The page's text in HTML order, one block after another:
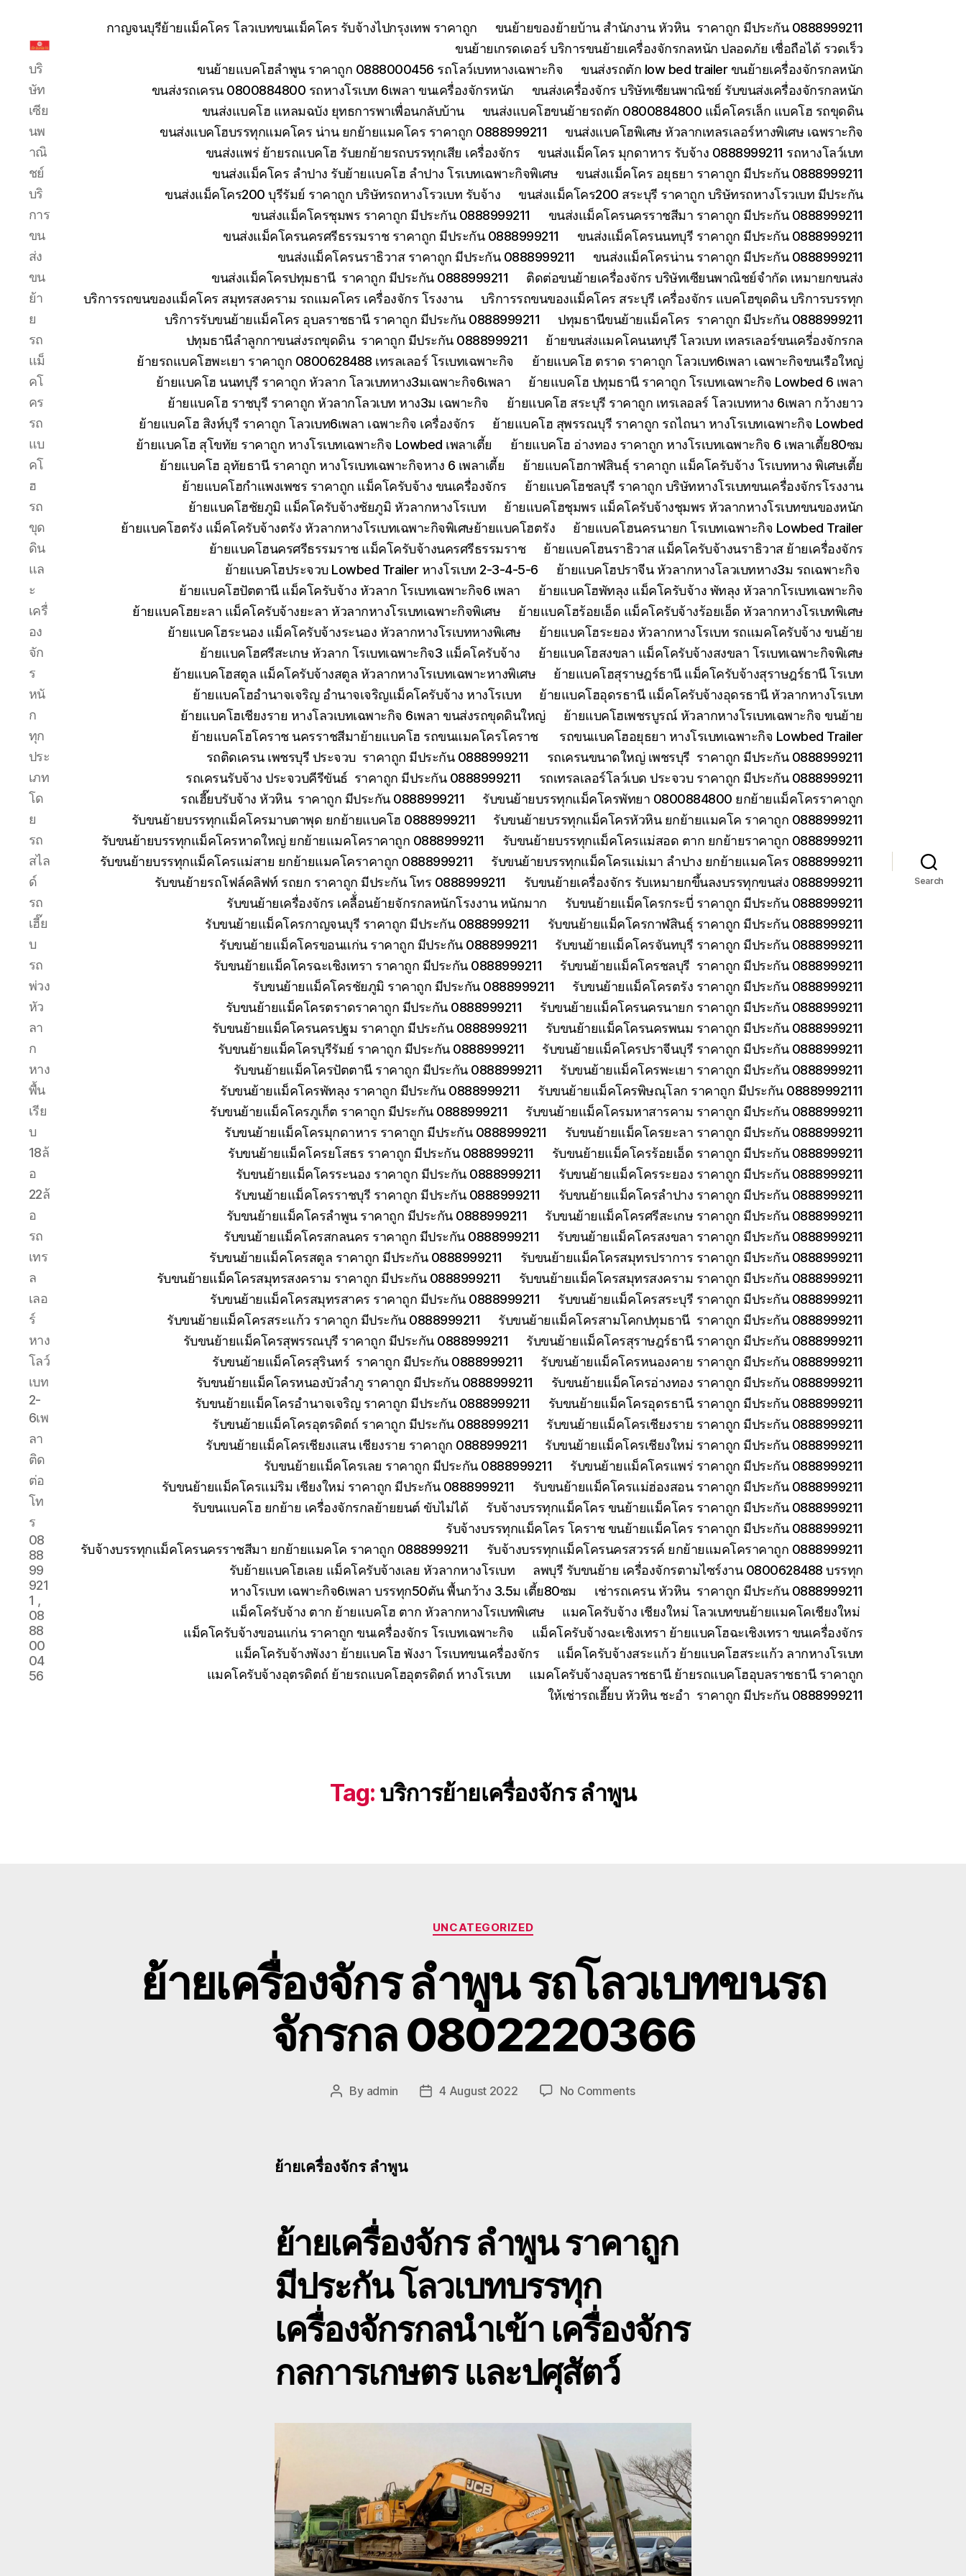
ขน
ย้าย
รถ
โฮ
ทั่ว
ประเทศ.com
บริ
ษัท
เซีย
นพ
าณิ
ชย์
บริ
การ
ขน
ส่ง
ขน
ย้า
ย
รถ
แม็
คโ
คร
รถ
แบ
คโ
ฮ
รถ
ขุด
ดิน
แล
ะ
เครื่
อง
จัก
ร
หนั
ก
ทุก
ประ
เภท
โด
ย
รถ
สไล
ด์
รถ
เฮี๊ย
บ
รถ
พ่วง
หัว
ลา
ก
หาง
พื้น
เรีย
บ
18ล้
อ
22ล้
อ
รถ
เทร
ล
เลอ
ร์
หาง
โลว์
เบท
2-
6เพ
ลา
ติด
ต่อ
โท
ร
08
88
99
921
1 ,
08
88
00
04
56
กาญจนบุรีย้ายแม็คโคร โลวเบทขนแม็คโคร รับจ้างไปกรุงเทพ ราคาถูก
ขนย้ายของย้ายบ้าน สำนักงาน หัวหิน ราคาถูก มีประกัน 0888999211
ขนย้ายเกรดเดอร์ บริการขนย้ายเครื่องจักรกลหนัก ปลอดภัย เชื่อถือได้ รวดเร็ว
ขนย้ายแบคโฮลำพูน ราคาถูก 0888000456 รถโลว์เบทหางเฉพาะกิจ
ขนส่งรถตัก low bed trailer ขนย้ายเครื่องจักรกลหนัก
ขนส่งรถเครน 0800884800 รถหางโรเบท 6เพลา ขนเครื่องจักรหนัก
ขนส่งเครื่องจักร บริษัทเซียนพาณิชย์ รับขนส่งเครื่องจักรกลหนัก
ขนส่งแบคโฮ แหลมฉบัง ยุทธการพาเพื่อนกลับบ้าน
ขนส่งแบคโฮขนย้ายรถตัก 0800884800 แม็คโครเล็ก แบคโฮ รถขุดดิน
ขนส่งแบคโฮบรรทุกแมคโคร น่าน ยกย้ายแมคโคร ราคาถูก 0888999211
ขนส่งแบคโฮพิเศษ หัวลากเทลรเลอร์หางพิเศษ เฉพราะกิจ
ขนส่งแพร่ ย้ายรถแบคโฮ รับยกย้ายรถบรรทุกเสีย เครื่องจักร
ขนส่งแม็คโคร มุกดาหาร รับจ้าง 0888999211 รถหางโลว์เบท
ขนส่งแม็คโคร ลำปาง รับย้ายแบคโฮ ลำปาง โรเบทเฉพาะกิจพิเศษ
ขนส่งแม็คโคร อยุธยา ราคาถูก มีประกัน 0888999211
ขนส่งแม็คโคร200 บุรีรัมย์ ราคาถูก บริษัทรถหางโรวเบท รับจ้าง
ขนส่งแม็คโคร200 สระบุรี ราคาถูก บริษัทรถหางโรวเบท มีประกัน
ขนส่งแม็คโครชุมพร ราคาถูก มีประกัน 0888999211
ขนส่งแม็คโครนครราชสีมา ราคาถูก มีประกัน 0888999211
ขนส่งแม็คโครนครศรีธรรมราช ราคาถูก มีประกัน 0888999211
ขนส่งแม็คโครนนทบุรี ราคาถูก มีประกัน 0888999211
ขนส่งแม็คโครนราธิวาส ราคาถูก มีประกัน 0888999211
ขนส่งแม็คโครน่าน ราคาถูก มีประกัน 0888999211
ขนส่งแม็คโครปทุมธานี ราคาถูก มีประกัน 0888999211
ติดต่อขนย้ายเครื่องจักร บริษัทเซียนพาณิชย์จำกัด เหมายกขนส่ง
บริการรถขนของแม็คโคร สมุทรสงคราม รถแมคโคร เครื่องจักร โรงงาน
บริการรถขนของแม็คโคร สระบุรี เครื่องจักร แบคโฮขุดดิน บริการบรรทุก
บริการรับขนย้ายแม็คโคร อุบลราชธานี ราคาถูก มีประกัน 0888999211
ปทุมธานีขนย้ายแม็คโคร ราคาถูก มีประกัน 0888999211
ปทุมธานีลำลูกกาขนส่งรถขุดดิน ราคาถูก มีประกัน 0888999211
ย้ายขนส่งแมคโคนนทบุรี โลวเบท เทลรเลอร์ขนเครี่องจักรกล
ย้ายรถแบคโฮพะเยา ราคาถูก 0800628488 เทรลเลอร์ โรเบทเฉพาะกิจ
ย้ายแบคโฮ ตราด ราคาถูก โลวเบท6เพลา เฉพาะกิจขนเรือใหญ่
ย้ายแบคโฮ นนทบุรี ราคาถูก หัวลาก โลวเบทหาง3มเฉพาะกิจ6เพลา
ย้ายแบคโฮ ปทุมธานี ราคาถูก โรเบทเฉพาะกิจ Lowbed 6 เพลา
ย้ายแบคโฮ ราชบุรี ราคาถูก หัวลากโลวเบท หาง3ม เฉพาะกิจ
ย้ายแบคโฮ สระบุรี ราคาถูก เทรเลอลร์ โลวเบทหาง 6เพลา กว้างยาว
ย้ายแบคโฮ สิงห์บุรี ราคาถูก โลวเบท6เพลา เฉพาะกิจ เครื่องจักร
ย้ายแบคโฮ สุพรรณบุรี ราคาถูก รถไถนา หางโรเบทเฉพาะกิจ Lowbed
ย้ายแบคโฮ สุโขทัย ราคาถูก หางโรเบทเฉพาะกิจ Lowbed เพลาเตี้ย
ย้ายแบคโฮ อ่างทอง ราคาถูก หางโรเบทเฉพาะกิจ 6 เพลาเตี้ย80ซม
ย้ายแบคโฮ อุทัยธานี ราคาถูก หางโรเบทเฉพาะกิจหาง 6 เพลาเตี้ย
ย้ายแบคโฮกาฬสินธุ์ ราคาถูก แม็คโครับจ้าง โรเบทหาง พิเศษเตี้ย
ย้ายแบคโฮกำแพงเพชร ราคาถูก แม็คโครับจ้าง ขนเครื่องจักร
ย้ายแบคโฮชลบุรี ราคาถูก บริษัทหางโรเบทขนเครื่องจักรโรงงาน
ย้ายแบคโฮชัยภูมิ แม็คโครับจ้างชัยภูมิ หัวลากหางโรเบท
ย้ายแบคโฮชุมพร แม็คโครับจ้างชุมพร หัวลากหางโรเบทขนของหนัก
ย้ายแบคโฮตรัง แม็คโครับจ้างตรัง หัวลากหางโรเบทเฉพาะกิจพิเศษย้ายแบคโฮตรัง
ย้ายแบคโฮนครนายก โรเบทเฉพาะกิจ Lowbed Trailer
ย้ายแบคโฮนครศรีธรรมราช แม็คโครับจ้างนครศรีธรรมราช
ย้ายแบคโฮนราธิวาส แม็คโครับจ้างนราธิวาส ย้ายเครื่องจักร
ย้ายแบคโฮประจวบ Lowbed Trailer หางโรเบท 2-3-4-5-6
ย้ายแบคโฮปราจีน หัวลากหางโลวเบทหาง3ม รถเฉพาะกิจ
ย้ายแบคโฮปัตตานี แม็คโครับจ้าง หัวลาก โรเบทเฉพาะกิจ6 เพลา
ย้ายแบคโฮพัทลุง แม็คโครับจ้าง พัทลุง หัวลากโรเบทเฉพาะกิจ
ย้ายแบคโฮยะลา แม็คโครับจ้างยะลา หัวลากหางโรเบทเฉพาะกิจพิเศษ
ย้ายแบคโฮร้อยเอ็ด แม็คโครับจ้างร้อยเอ็ด หัวลากหางโรเบทพิเศษ
ย้ายแบคโฮระนอง แม็คโครับจ้างระนอง หัวลากหางโรเบทหางพิเศษ
ย้ายแบคโฮระยอง หัวลากหางโรเบท รถแมคโครับจ้าง ขนย้าย
ย้ายแบคโฮศรีสะเกษ หัวลาก โรเบทเฉพาะกิจ3 แม็คโครับจ้าง
ย้ายแบคโฮสงขลา แม็คโครับจ้างสงขลา โรเบทเฉพาะกิจพิเศษ
ย้ายแบคโฮสตูล แม็คโครับจ้างสตูล หัวลากหางโรเบทเฉพาะหางพิเศษ
ย้ายแบคโฮสุราษฎร์ธานี แม็คโครับจ้างสุราษฎร์ธานี โรเบท
ย้ายแบคโฮอำนาจเจริญ อำนาจเจริญแม็คโครับจ้าง หางโรเบท
ย้ายแบคโฮอุดรธานี แม็คโครับจ้างอุดรธานี หัวลากหางโรเบท
ย้ายแบคโฮเชียงราย หางโลวเบทเฉพาะกิจ 6เพลา ขนส่งรถขุดดินใหญ่
ย้ายแบคโฮเพชรบูรณ์ หัวลากหางโรเบทเฉพาะกิจ ขนย้าย
ย้ายแบคโฮโคราช นครราชสีมาย้ายแบคโฮ รถขนแมคโครโคราช
รถขนแบคโฮอยุธยา หางโรเบทเฉพาะกิจ Lowbed Trailer
รถติดเครน เพชรบุรี ประจวบ ราคาถูก มีประกัน 0888999211
รถเครนขนาดใหญ่ เพชรบุรี ราคาถูก มีประกัน 0888999211
รถเครนรับจ้าง ประจวบคีรีขันธ์ ราคาถูก มีประกัน 0888999211
รถเทรลเลอร์โลว์เบด ประจวบ ราคาถูก มีประกัน 0888999211
รถเฮี๊ยบรับจ้าง หัวหิน ราคาถูก มีประกัน 0888999211
รับขนย้ายบรรทุกแม็คโครพัทยา 0800884800 ยกย้ายแม็คโครราคาถูก
รับขนย้ายบรรทุกแม็คโครมาบตาพุด ยกย้ายแบคโฮ 0888999211
รับขนย้ายบรรทุกแม็คโครหัวหิน ยกย้ายแมคโค ราคาถูก 0888999211
รับขนย้ายบรรทุกแม็คโครหาดใหญ่ ยกย้ายแมคโคราคาถูก 0888999211
รับขนย้ายบรรทุกแม็คโครแม่สอด ตาก ยกย้ายราคาถูก 0888999211
รับขนย้ายบรรทุกแม็คโครแม่สาย ยกย้ายแมคโคราคาถูก 0888999211
รับขนย้ายบรรทุกแม็คโครแม่เมา ลำปาง ยกย้ายแมคโคร 0888999211
รับขนย้ายรถโฟล์คลิฟท์ รถยก ราคาถูก มีประกัน โทร 0888999211
รับขนย้ายเครื่องจักร รับเหมายกขึ้นลงบรรทุกขนส่ง 0888999211
รับขนย้ายเครื่องจักร เคลื้่อนย้ายจักรกลหนักโรงงาน หนักมาก
รับขนย้ายแม็คโครกระบี่ ราคาถูก มีประกัน 0888999211
รับขนย้ายแม็คโครกาญจนบุรี ราคาถูก มีประกัน 0888999211
รับขนย้ายแม็คโครกาฬสินธุ์ ราคาถูก มีประกัน 0888999211
รับขนย้ายแม็คโครขอนแก่น ราคาถูก มีประกัน 0888999211
รับขนย้ายแม็คโครจันทบุรี ราคาถูก มีประกัน 0888999211
รับขนย้ายแม็คโครฉะเชิงเทรา ราคาถูก มีประกัน 0888999211
รับขนย้ายแม็คโครชลบุรี ราคาถูก มีประกัน 0888999211
รับขนย้ายแม็คโครชัยภูมิ ราคาถูก มีประกัน 0888999211
รับขนย้ายแม็คโครตรัง ราคาถูก มีประกัน 0888999211
รับขนย้ายแม็คโครตราดราคาถูก มีประกัน 0888999211
รับขนย้ายแม็คโครนครนายก ราคาถูก มีประกัน 0888999211
รับขนย้ายแม็คโครนครปฐม ราคาถูก มีประกัน 0888999211
รับขนย้ายแม็คโครนครพนม ราคาถูก มีประกัน 0888999211
รับขนย้ายแม็คโครบุรีรัมย์ ราคาถูก มีประกัน 0888999211
รับขนย้ายแม็คโครปราจีนบุรี ราคาถูก มีประกัน 0888999211
รับขนย้ายแม็คโครปัตตานี ราคาถูก มีประกัน 0888999211
รับขนย้ายแม็คโครพะเยา ราคาถูก มีประกัน 0888999211
รับขนย้ายแม็คโครพัทลุง ราคาถูก มีประกัน 0888999211
รับขนย้ายแม็คโครพิษณุโลก ราคาถูก มีประกัน 08889992111
รับขนย้ายแม็คโครภูเก็ต ราคาถูก มีประกัน 0888999211
รับขนย้ายแม็คโครมหาสารคาม ราคาถูก มีประกัน 0888999211
รับขนย้ายแม็คโครมุกดาหาร ราคาถูก มีประกัน 0888999211
รับขนย้ายแม็คโครยะลา ราคาถูก มีประกัน 0888999211
รับขนย้ายแม็คโครยโสธร ราคาถูก มีประกัน 0888999211
รับขนย้ายแม็คโครร้อยเอ็ด ราคาถูก มีประกัน 0888999211
รับขนย้ายแม็คโครระนอง ราคาถูก มีประกัน 0888999211
รับขนย้ายแม็คโครระยอง ราคาถูก มีประกัน 0888999211
รับขนย้ายแม็คโครราชบุรี ราคาถูก มีประกัน 0888999211
รับขนย้ายแม็คโครลำปาง ราคาถูก มีประกัน 0888999211
รับขนย้ายแม็คโครลำพูน ราคาถูก มีประกัน 0888999211
รับขนย้ายแม็คโครศรีสะเกษ ราคาถูก มีประกัน 0888999211
รับขนย้ายแม็คโครสกลนคร ราคาถูก มีประกัน 0888999211
รับขนย้ายแม็คโครสงขลา ราคาถูก มีประกัน 0888999211
รับขนย้ายแม็คโครสตูล ราคาถูก มีประกัน 0888999211
รับขนย้ายแม็คโครสมุทรปราการ ราคาถูก มีประกัน 0888999211
รับขนย้ายแม็คโครสมุทรสงคราม ราคาถูก มีประกัน 0888999211
รับขนย้ายแม็คโครสมุทรสงคราม ราคาถูก มีประกัน 0888999211
รับขนย้ายแม็คโครสมุทรสาคร ราคาถูก มีประกัน 0888999211
รับขนย้ายแม็คโครสระบุรี ราคาถูก มีประกัน 0888999211
รับขนย้ายแม็คโครสระแก้ว ราคาถูก มีประกัน 0888999211
รับขนย้ายแม็คโครสามโคกปทุมธานี ราคาถูก มีประกัน 0888999211
รับขนย้ายแม็คโครสุพรรณบุรี ราคาถูก มีประกัน 0888999211
รับขนย้ายแม็คโครสุราษฎร์ธานี ราคาถูก มีประกัน 0888999211
รับขนย้ายแม็คโครสุรินทร์ ราคาถูก มีประกัน 0888999211
รับขนย้ายแม็คโครหนองคาย ราคาถูก มีประกัน 0888999211
รับขนย้ายแม็คโครหนองบัวลำภู ราคาถูก มีประกัน 0888999211
รับขนย้ายแม็คโครอ่างทอง ราคาถูก มีประกัน 0888999211
รับขนย้ายแม็คโครอำนาจเจริญ ราคาถูก มีประกัน 0888999211
รับขนย้ายแม็คโครอุดรธานี ราคาถูก มีประกัน 0888999211
รับขนย้ายแม็คโครอุตรดิตถ์ ราคาถูก มีประกัน 0888999211
รับขนย้ายแม็คโครเชียงราย ราคาถูก มีประกัน 0888999211
รับขนย้ายแม็คโครเชียงแสน เชียงราย ราคาถูก 0888999211
รับขนย้ายแม็คโครเชียงใหม่ ราคาถูก มีประกัน 0888999211
รับขนย้ายแม็คโครเลย ราคาถูก มีประกัน 0888999211
รับขนย้ายแม็คโครแพร่ ราคาถูก มีประกัน 0888999211
รับขนย้ายแม็คโครแม่ริม เชียงใหม่ ราคาถูก มีประกัน 0888999211
รับขนย้ายแม็คโครแม่ฮ่องสอน ราคาถูก มีประกัน 0888999211
รับขนแบคโฮ ยกย้าย เครื่องจักรกลย้ายยนต์ ขับไม่ได้
รับจ้างบรรทุกแม็คโคร ขนย้ายแม็คโคร ราคาถูก มีประกัน 0888999211
รับจ้างบรรทุกแม็คโคร โคราช ขนย้ายแม็คโคร ราคาถูก มีประกัน 0888999211
รับจ้างบรรทุกแม็คโครนครราชสีมา ยกย้ายแมคโค ราคาถูก 0888999211
รับจ้างบรรทุกแม็คโครนครสวรรค์ ยกย้ายแมคโคราคาถูก 0888999211
รับย้ายแบคโฮเลย แม็คโครับจ้างเลย หัวลากหางโรเบท
ลพบุรี รับขนย้าย เครื่องจักรตามไซร์งาน 0800628488 บรรทุก
หางโรเบท เฉพาะกิจ6เพลา บรรทุก50ตัน พื้นกว้าง 3.5ม เตี้ย80ซม
เช่ารถเครน หัวหิน ราคาถูก มีประกัน 0888999211
แม็คโครับจ้าง ตาก ย้ายแบคโฮ ตาก หัวลากหางโรเบทพิเศษ
แมคโครับจ้าง เชียงใหม่ โลวเบทขนย้ายแมคโคเชียงใหม่
แม็คโครับจ้างขอนแก่น ราคาถูก ขนเครื่องจักร โรเบทเฉพาะกิจ
แม็คโครับจ้างฉะเชิงเทรา ย้ายแบคโฮฉะเชิงเทรา ขนเครื่องจักร
แม็คโครับจ้างพังงา ย้ายแบคโฮ พังงา โรเบทขนเครื่องจักร
แม็คโครับจ้างสระแก้ว ย้ายแบคโฮสระแก้ว ลากหางโรเบท
แมคโครับจ้างอุตรดิตถ์ ย้ายรถแบคโฮอุตรดิตถ์ หางโรเบท
แมคโครับจ้างอุบลราชธานี ย้ายรถแบคโฮอุบลราชธานี ราคาถูก
ให้เช่ารถเฮี๊ยบ หัวหิน ชะอำ ราคาถูก มีประกัน 0888999211
Search
Tag: บริการย้ายเครื่องจักร ลำพูน
Categories
UNCATEGORIZED
ย้ายเครื่องจักร ลำพูน รถโลวเบทขนรถ
จักรกล 0802220366
Post
By admin
Post4 August 2022 No Commentson
กล
0802220366
ย้ายเครื่องจักร ลำพูน
ย้ายเครื่องจักร ลำพูน ราคาถูก
มีประกัน โลวเบทบรรทุก
เครื่องจักรกลนำเข้า เครื่องจักร
กลการเกษตร และปศุสัตว์